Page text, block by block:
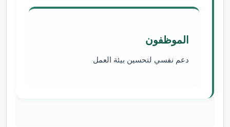
الموظفون
دعم نفسي لتحسين بيئة العمل